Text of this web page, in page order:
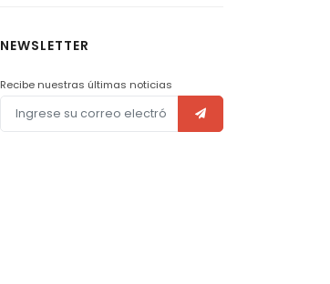
NEWSLETTER
Recibe nuestras últimas noticias